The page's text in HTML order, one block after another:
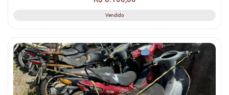
Vendido